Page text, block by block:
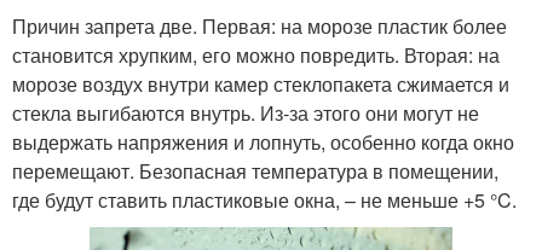
Причин запрета две. Первая: на морозе пластик более
становится хрупким, его можно повредить. Вторая: на
морозе воздух внутри камер стеклопакета сжимается и
стекла выгибаются внутрь. Из-за этого они могут не
выдержать напряжения и лопнуть, особенно когда окно
перемещают. Безопасная температура в помещении,
где будут ставить пластиковые окна, – не меньше +5 °C.